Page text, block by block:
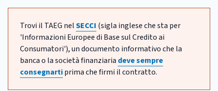
Trovi il TAEG nelSECCI (sigla inglese che sta per
'Informazioni Europee di Base sul Credito ai
Consumatori'), un documento informativo che la
banca o la società finanziaria deve sempre
consegnartiprima che firmi il contratto.